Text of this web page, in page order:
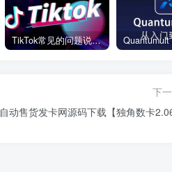
TikTok常见的问题说明和解决方法
下
自动售货发卡网源码下载【独角数卡